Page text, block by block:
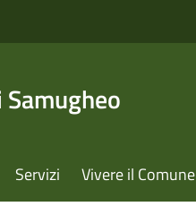
Servizi Vivere il Comune